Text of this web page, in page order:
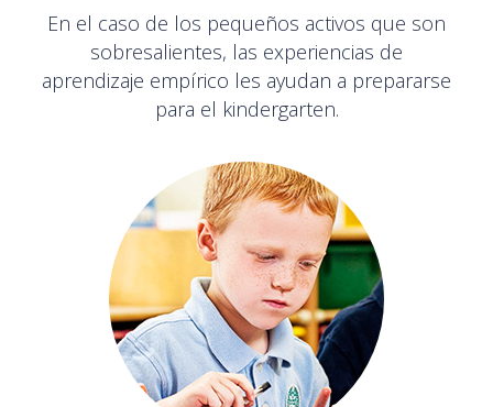
En el caso de los pequeños activos que son
sobresalientes, las experiencias de
aprendizaje empírico les ayudan a prepararse
para el kindergarten.